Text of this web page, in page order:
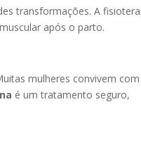
transformações. A
após o parto.
mulheres convivem com
é um tratamento seguro,